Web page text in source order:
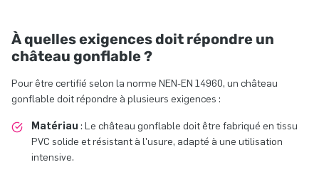
À quelles exigences doit répondre un
château gonflable ?
Pour être certifié selon la norme NEN-EN 14960, un château
gonflable doit répondre à plusieurs exigences :
Matériau : Le château gonflable doit être fabriqué en tissu
PVC solide et résistant à l'usure, adapté à une utilisation
intensive.